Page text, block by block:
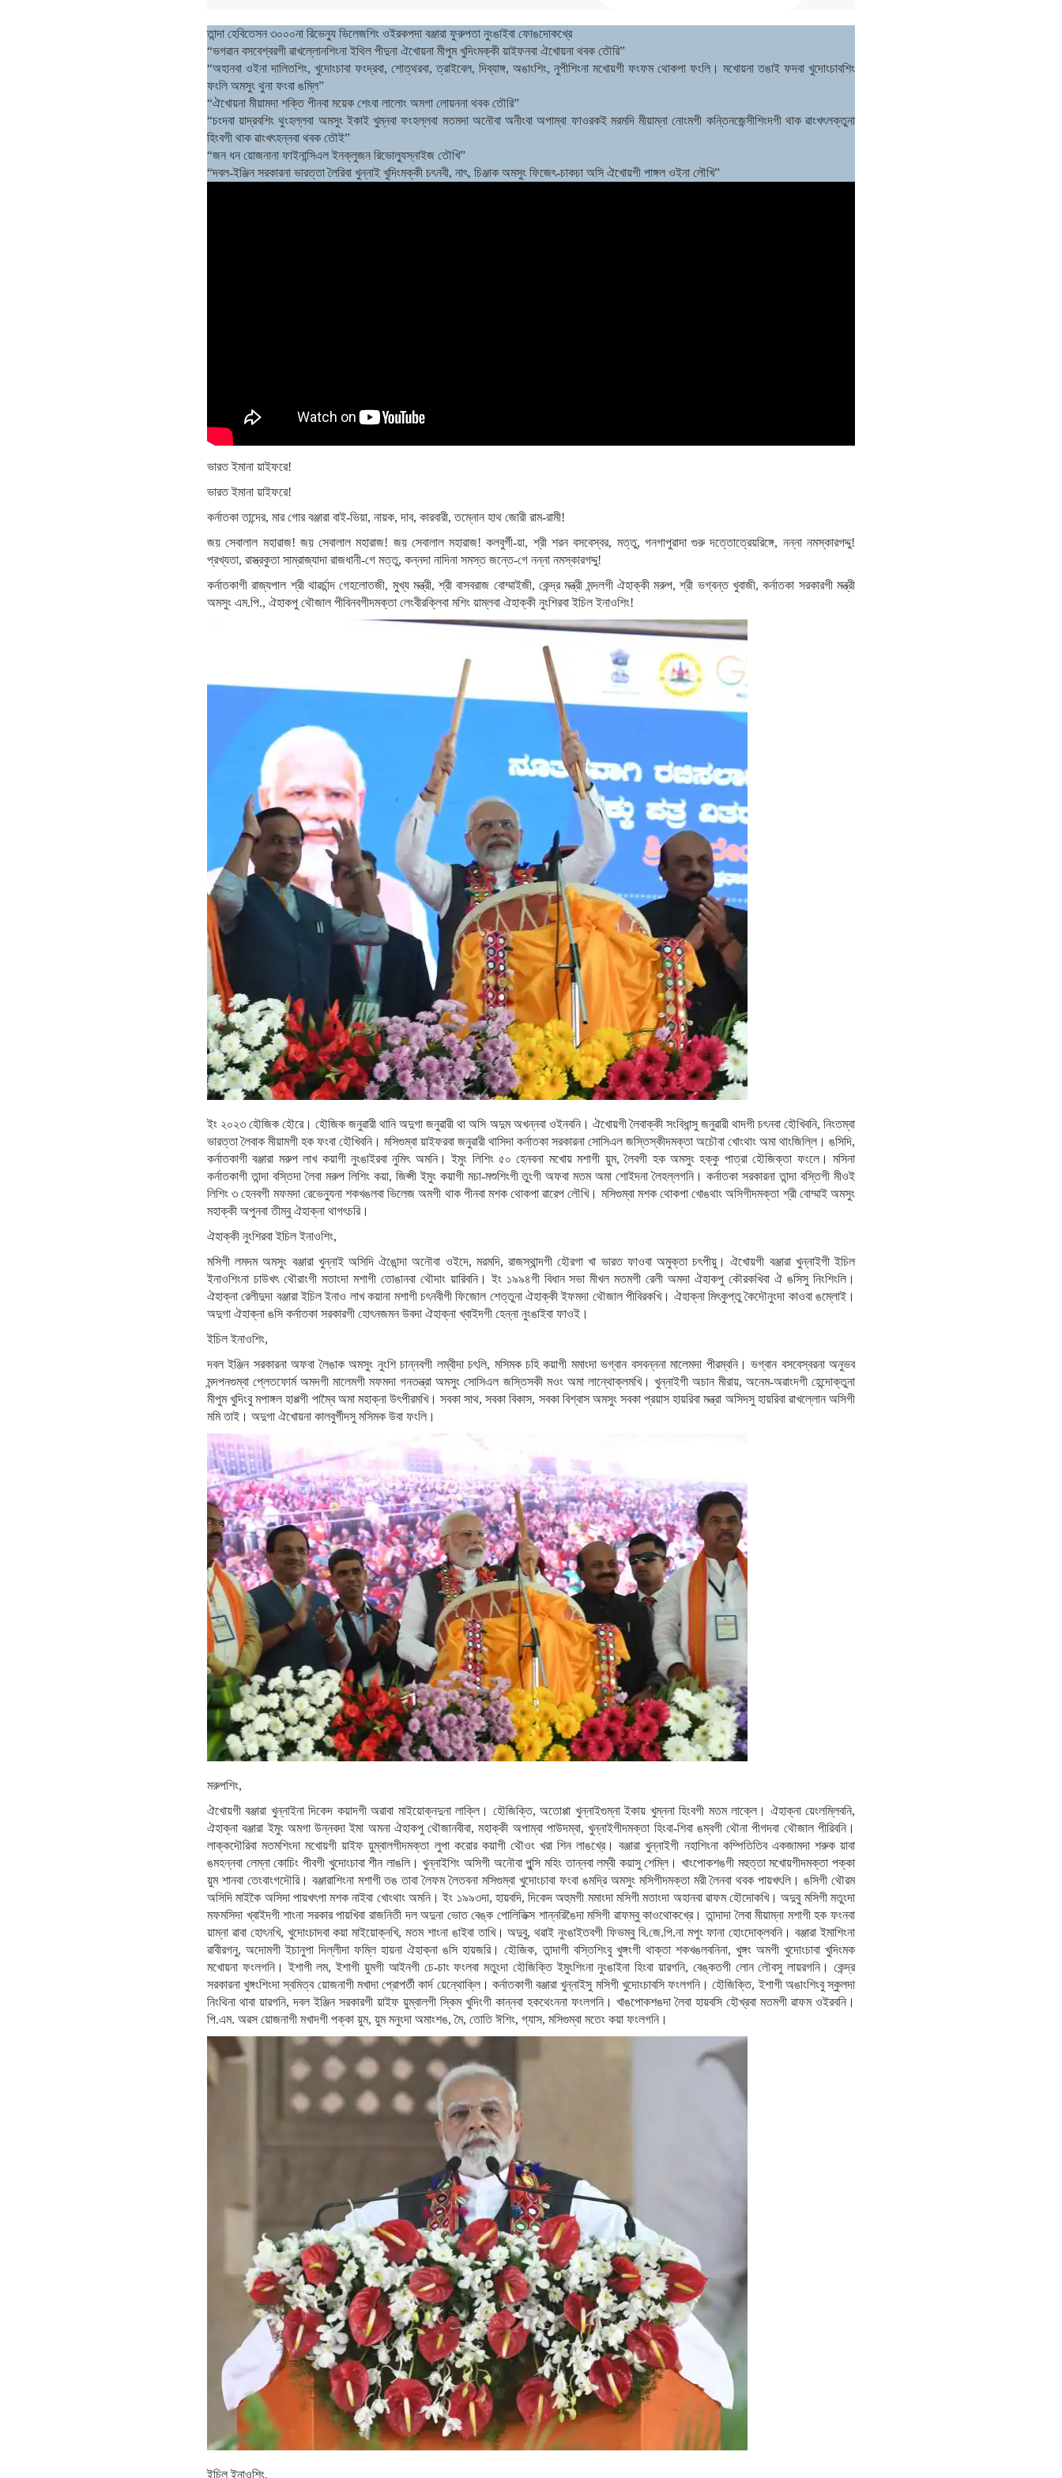
তান্দা হেবিতেসন ৩০০০না রিভেন্যু ভিলেজশিং ওইরকপদা বঞ্জারা ফুরুপতা নুংঙাইবা ফোঙদোকখ্রে
“ভগৱান বসবেশ্বরগী ৱাখল্লোনশিংনা ইথিল পীদুনা ঐখোয়না মীপুম খুদিংমক্কী য়াইফনবা ঐখোয়না থবক তৌরি”
“অহানবা ওইনা দালিতশিং, খুদোংচাবা ফংদ্রবা, শোত্থরবা, ত্রাইবেল, দিব্যাঙ্গ, অঙাংশিং, নুপীশিংনা মখোয়গী ফংফম থোকপা ফংলি। মখোয়না তঙাই ফদবা খুদোংচাবশিং
ফংলি অমসুং থুনা ফংবা ঙম্লি”
“ঐখোয়না মীয়ামদা শক্তি পীনবা ময়েক শেংবা লালোং অমগা লোয়ননা থবক তৌরি”
“চংদবা য়াদ্রবশিং থুংহল্লবা অমসুং ইকাই খুম্নবা ফংহল্লবা মতমদা অনৌবা অনীংবা অপাম্বা ফাওরকই মরমদি মীয়াম্না নোংমগী কন্তিনজেন্সীশিংদগী থাক ৱাংখৎলক্তুনা
হিংবগী থাক ৱাংখৎহন্নবা থবক তৌই”
“জন ধন য়োজনানা ফাইনান্সিএল ইনক্লুজন রিভোল্যুস্নাইজ তৌখি”
“দবল-ইঞ্জিন সরকারনা ভারত্তা লৈরিবা খুন্নাই খুদিংমক্কী চৎনবী, নাৎ, চিঞ্জাক অমসুং ফিজেৎ-চাকচা অসি ঐখোয়গী পাঙ্গল ওইনা লৌখি”
ভারত ইমানা য়াইফরে!
ভারত ইমানা য়াইফরে!
কর্নাতকা তান্দের, মার গোর বঞ্জারা বাই-ভিয়া, নায়ক, দাব, কারবারী, তম্নোন হাথ জোরী রাম-রামী!
জয় সেবালাল মহারাজ! জয় সেবালাল মহারাজ! জয় সেবালাল মহারাজ! কলবুর্গী-য়া, শ্রী শরন বসবেস্বর, মত্তু, গনগাপুরাদা গুরু দত্তোত্রেয়রিঙ্গে, নন্না নমস্কারগদ্দু!
প্রখ্যতা, রাস্ত্রকুতা সাম্রাজ্যাদা রাজধানী-গে মত্তু, কন্নদা নাদিনা সমস্ত জন্তে-গে নন্না নমস্কারগদ্দু!
কর্নাতকাগী রাজ্যপাল শ্রী থাৱর্চান্দ গেহলোতজী, মুখ্য মন্ত্রী, শ্রী বাসবরাজ বোম্মাইজী, কেন্দ্র মন্ত্রী মন্দলগী ঐহাক্কী মরুপ, শ্রী ভগ্বন্ত খুবাজী, কর্নাতকা সরকারগী মন্ত্রী
অমসুং এম.পি., ঐহাকপু থৌজাল পীবিনবগীদমক্তা লেংবীরক্লিবা মশিং য়াম্লবা ঐহাক্কী নুংশিরবা ইচিল ইনাওশিং!
ইং ২০২৩ হৌজিক হৌরে। হৌজিক জনুৱারী থানি অদুগা জনুৱারী থা অসি অদুম অখন্নবা ওইনবনি। ঐখোয়গী লৈবাক্কী সংবিধান্সু জনুৱারী থাদগী চৎনবা হৌখিবনি, নিংতম্বা
ভারত্তা লৈবাক মীয়ামগী হক ফংবা হৌখিবনি। মসিগুম্বা য়াইফরবা জনুৱারী থাসিদা কর্নাতকা সরকারনা সোসিএল জস্তিস্কীদমক্তা অচৌবা খোংথাং অমা থাংজিল্লি। ঙসিদি,
কর্নাতকাগী বঞ্জারা মরুপ লাখ কয়াগী নুংঙাইরবা নুমিৎ অমনি। ইমুং লিশিং ৫০ হেনবনা মখোয় মশাগী য়ুম, লৈবগী হক অমসুং হক্কু পাত্রা হৌজিক্তা ফংলে। মসিনা
কর্নাতকাগী তান্দা বস্তিদা লৈবা মরুপ লিশিং কয়া, জিপ্সী ইমুং কয়াগী মচা-মশুশিংগী তুংগী অফবা মতম অমা শোইদনা লৈহল্লগনি। কর্নাতকা সরকারনা তান্দা বস্তিগী মীওই
লিশিং ৩ হেনবগী মফমদা রেভেন্যুনা শকখঙলবা ভিলেজ অমগী থাক পীনবা মশক থোকপা ৱারেপ লৌখি। মসিগুম্বা মশক থোকপা খোঙথাং অসিগীদমক্তা শ্রী বোম্মাই অমসুং
মহাক্কী অপুনবা তীম্বু ঐহাক্না থাগৎচরি।
ঐহাক্কী নুংশিরবা ইচিল ইনাওশিং,
মসিগী লমদম অমসুং বঞ্জারা খুন্নাই অসিদি ঐঙোন্দা অনৌবা ওইদে, মরমদি, রাজস্থান্দগী হৌরগা খা ভারত ফাওবা অমুক্তা চৎপীয়ু। ঐখোয়গী বঞ্জারা খুন্নাইগী ইচিল
ইনাওশিংনা চাউখৎ থৌরাংগী মতাংদা মশাগী তোঙানবা থৌদাং য়ারিবনি। ইং ১৯৯৪গী বিধান সভা মীখল মতমগী রেলী অমদা ঐহাকপু কৌরকখিবা ঐ ঙসিসু নিংশিংলি।
ঐহাক্না রেলীদুদা বঞ্জারা ইচিল ইনাও লাখ কয়ানা মশাগী চৎনবীগী ফিজোল শেত্তুনা ঐহাক্কী ইফমদা থৌজাল পীবিরকখি। ঐহাক্না মিৎকুপ্তু কৈদৌনুংদা কাওবা ঙম্লোই।
অদুগা ঐহাক্না ঙসি কর্নাতকা সরকারগী হোৎনজমন উবদা ঐহাক্না খ্বাইদগী হেন্না নুংঙাইবা ফাওই।
ইচিল ইনাওশিং,
দবল ইঞ্জিন সরকারনা অফবা লৈঙাক অমসুং নুংশি চান্নবগী লম্বীদা চৎলি, মসিমক চহি কয়াগী মমাংদা ভগ্বান বসবন্ননা মালেমদা পীরম্বনি। ভগ্বান বসবেস্বরনা অনুভব
মন্দপনগুম্বা প্লেতফোর্ম অমদগী মালেমগী মফমদা গনতন্ত্রা অমসুং সোসিএল জস্তিসকী মওং অমা লান্থোক্লমখি। খুন্নাইগী অচান মীরায়, অনেম-অৱাংদগী হেন্দোক্তুনা
মীপুম খুদিংবু মপাঙ্গল হাপ্পগী পাম্বৈ অমা মহাক্না উৎপীরমখি। সবকা সাথ, সবকা বিকাস, সবকা বিশ্বাস অমসুং সবকা প্রয়াস হায়রিবা মন্ত্রা অসিদসু হায়রিবা ৱাখল্লোন অসিগী
মমি তাই। অদুগা ঐখোয়না কালবুর্গীদসু মসিমক উবা ফংলি।
মরুপশিং,
ঐখোয়গী বঞ্জারা খুন্নাইনা দিকেদ কয়াদগী অৱাবা মাইয়োক্নদুনা লাক্লি। হৌজিক্তি, অতোপ্পা খুন্নাইগুম্না ইকায় খুম্ননা হিংবগী মতম লাক্লে। ঐহাক্না য়েংলম্লিবনি,
ঐহাক্না বঞ্জারা ইমুং অমগা উন্নবদা ইমা অমনা ঐহাকপু থৌজানবীবা, মহাক্কী অপাম্বা পাউদম্বা, খুন্নাইগীদমক্তা হিংবা-শিবা ঙম্বগী থৌনা পীগদবা থৌজাল পীরিবনি।
লাক্কদৌরিবা মতমশিংদা মখোয়গী য়াইফ য়ুম্বালগীদমক্তা লুপা করোর কয়াগী থৌওং খরা শিন লাঙখ্রে। বঞ্জারা খুন্নাইগী নহাশিংনা কম্পিতিতিব একজামদা শরুক য়াবা
ঙমহন্নবা লেম্না কোচিং পীবগী খুদোংচাবা শীন লাঙলি। খুন্নাইশিং অসিগী অনৌবা পুন্সি মহিং তান্নবা লম্বী কয়াসু শেম্লি। খাংপোকশঙগী মহুত্তা মখোয়গীদমক্তা পক্কা
য়ুম শানবা তেংবাংগদৌরি। বঞ্জারাশিংনা মশাগী তঙ তাবা লৈফম লৈতবনা মসিগুম্বা খুদোংচাবা ফংবা ঙমদ্রি অমসুং মসিগীদমক্তা মরী লৈনবা থবক পায়খৎলি। ঙসিগী থৌরম
অসিদি মাইকৈ অসিদা পায়খৎপা মশক নাইবা খোংথাং অমনি। ইং ১৯৯৩দা, হায়বদি, দিকেদ অহুমগী মমাংদা মসিগী মতাংদা অহানবা ৱাফম হৌদোকখি। অদুবু মসিগী মতুংদা
মফমসিদা খ্বাইদগী শাংনা সরকার পায়খিবা রাজনিতী দল অদুনা ভোত বেঙ্ক পোলিতিক্স শান্নরিঙৈদা মসিগী ৱাফম্বু কাওথোকখ্রে। তান্দাদা লৈবা মীয়াম্না মশাগী হক ফংনবা
য়াম্না ৱাবা হোৎনখি, খুদোংচাদবা কয়া মাইয়োক্নখি, মতম শাংনা ঙাইবা তাখি। অদুবু, থৱাই নুংঙাইতবগী ফিভম্বু বি.জে.পি.না মপুং ফানা হোংদোক্লবনি। বঞ্জারা ইমাশিংনা
ৱাবীরগনু, অদোমগী ইচানুপা দিল্লীদা ফম্লি হায়না ঐহাক্না ঙসি হায়জরি। হৌজিক, তান্দাগী বস্তিশিংবু খুঙ্গংগী থাক্তা শকখঙলবনিনা, খুঙ্গং অমগী খুদোংচাবা খুদিংমক
মখোয়না ফংলগনি। ইশাগী লম, ইশাগী য়ুমগী আইনগী চে-চাং ফংলবা মতুংদা হৌজিক্তি ইমুংশিংনা নুংঙাইনা হিংবা য়ারগনি, বেঙ্কতগী লোন লৌবসু লায়রগনি। কেন্দ্র
সরকারনা খুঙ্গংশিংদা স্বমিত্ব য়োজনাগী মখাদা প্রোপর্তী কার্দ য়েন্থোক্লি। কর্নাতকাগী বঞ্জারা খুন্নাইসু মসিগী খুদোংচাবসি ফংলগনি। হৌজিক্তি, ইশাগী অঙাংশিংবু স্কুলদা
নিংথিনা থাবা য়ারগনি, দবল ইঞ্জিন সরকারগী য়াইফ য়ুম্বালগী স্কিম খুদিংগী কান্নবা হকথেংননা ফংলগনি। খাঙপোকশঙদা লৈবা হায়বসি হৌখ্রবা মতমগী ৱাফম ওইরবনি।
পি.এম. অৱস য়োজনাগী মখাদগী পক্কা য়ুম, য়ুম মনুংদা অমাংশঙ, মৈ, তোতি ঈশিং, গ্যাস, মসিগুম্বা মতেং কয়া ফংলগনি।
ইচিল ইনাওশিং,